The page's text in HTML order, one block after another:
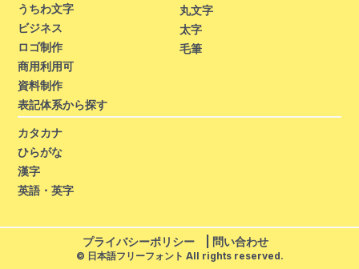
うちわ文字
ビジネス
ロゴ制作
商用利用可
資料制作
丸文字
太字
毛筆
表記体系から探す
カタカナ
ひらがな
漢字
英語・英字
プライバシーポリシー 問い合わせ
© 日本語フリーフォント All rights reserved.